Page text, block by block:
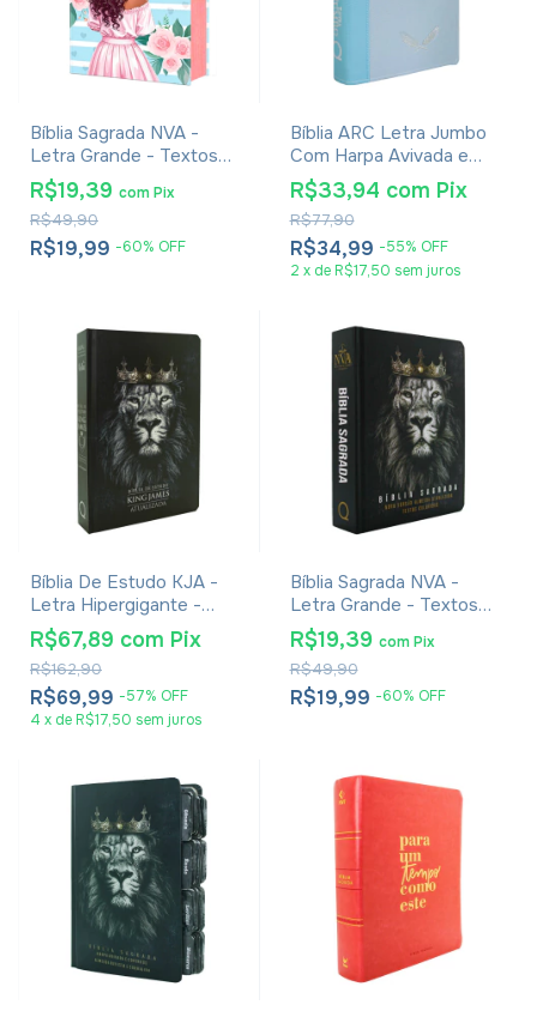
Bíblia Sagrada NVA -
Letra Grande - Textos
Coloridos - Capa Dura
Menina Azul
R$19,99 -60% OFF
R$49,90
R$19,39 comPix
Bíblia ARC Letra Jumbo
Com Harpa Avivada e
Corinhos - Capa Azul e
Azul Claro
R$34,99 -55% OFF
R$77,90
R$33,94 com Pix
2 x de R$17,50 sem juros
Bíblia De Estudo KJA -
Letra Hipergigante -
Capa Rei Dos Reis
R$69,99 -57% OFF
R$162,90
R$67,89 com Pix
4 x de R$17,50 sem juros
Bíblia Sagrada NVA -
Letra Grande - Textos
Coloridos - Capa Dura
Leão Reis Dos Reis
R$19,99 -60% OFF
R$49,90
R$19,39 com Pix